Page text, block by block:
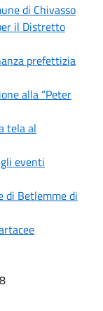
di Chivasso
il Distretto
prefettizia
alla “Peter
tela al
eventi
di Betlemme di